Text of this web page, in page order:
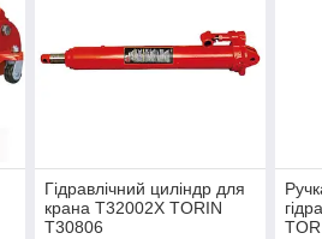
Гідравлічний циліндр для
крана T32002X TORIN
T30806